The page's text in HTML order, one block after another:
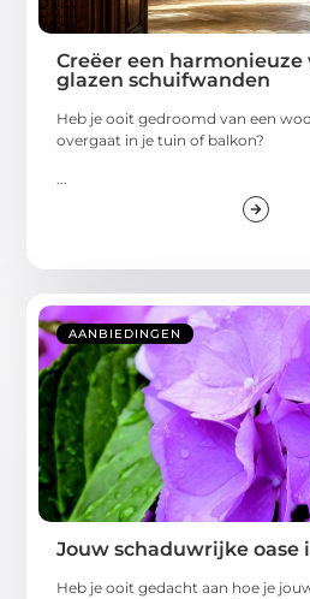
Creëer een
glazen schuifwanden
Heb je ooit gedroomd van een
overgaat in je tuin of balkon?
...
AANBIEDINGEN
Jouw schaduwrijke oase
Heb je ooit gedacht aan hoe je